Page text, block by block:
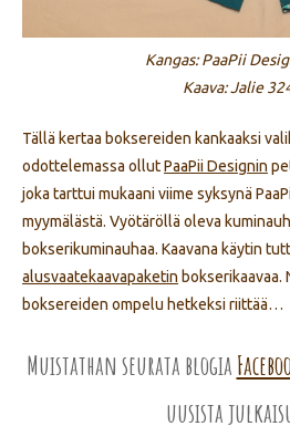
Kangas: PaaPii
Kaava: Jalie
Tällä kertaa boksereiden kankaaksi
odottelemassa ollutPaaPii Designin
joka tarttui mukaani viime syksynä
myymälästä. Vyötäröllä oleva
bokserikuminauhaa. Kaavana käytin
alusvaatekaavapaketin bokserikaavaa.
boksereiden ompelu hetkeksi riittää…
Muistathan seurata blogia
uusista